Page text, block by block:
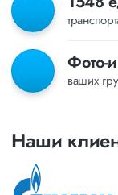
Фото-
ваших
Наши